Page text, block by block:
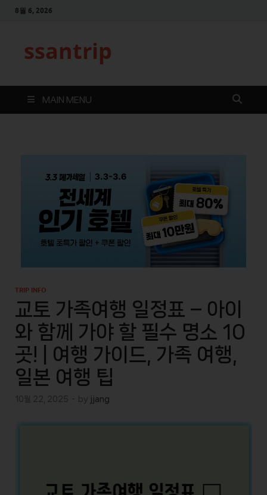
8월 6, 2026
ssantrip
MAIN MENU
TRIP INFO
교토 가족여행 일정표 – 아이
와 함께 가야 할 필수 명소 10
곳! | 여행 가이드, 가족 여행,
일본 여행 팁
10월 22, 2025 - by jjang